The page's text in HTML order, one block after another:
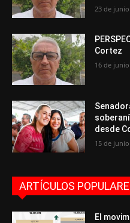
23 de
Cortez
16 de
desde
15 de
ARTÍCULOS
El